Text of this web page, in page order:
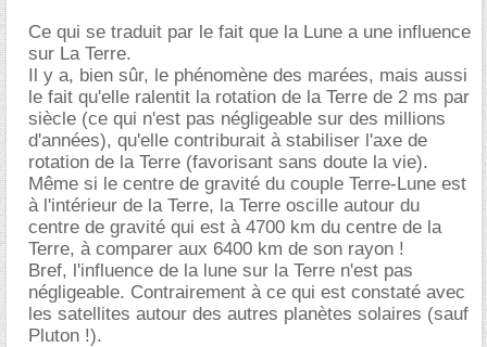
Ce qui se traduit par le fait que la Lune a une influence
sur La Terre.
Il y a, bien sûr, le phénomène des marées, mais aussi
le fait qu'elle ralentit la rotation de la Terre de 2 ms par
siècle (ce qui n'est pas négligeable sur des millions
d'années), qu'elle contriburait à stabiliser l'axe de
rotation de la Terre (favorisant sans doute la vie).
Même si le centre de gravité du couple Terre-Lune est
à l'intérieur de la Terre, la Terre oscille autour du
centre de gravité qui est à 4700 km du centre de la
Terre, à comparer aux 6400 km de son rayon !
Bref, l'influence de la lune sur la Terre n'est pas
négligeable. Contrairement à ce qui est constaté avec
les satellites autour des autres planètes solaires (sauf
Pluton !).